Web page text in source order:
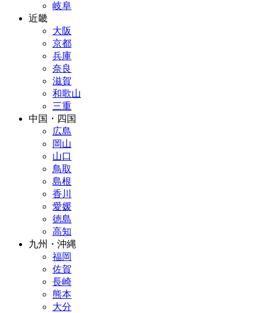
岐阜
近畿
大阪
京都
兵庫
奈良
滋賀
和歌山
三重
中国・四国
広島
岡山
山口
鳥取
島根
香川
愛媛
徳島
高知
九州・沖縄
福岡
佐賀
長崎
熊本
大分